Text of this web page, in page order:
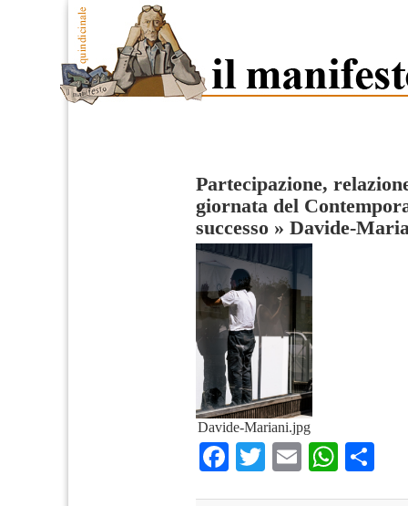
Partecipazione,
giornata del
successo » Davide-
Davide-Mariani.jpg
Facebook
TwitterEmail